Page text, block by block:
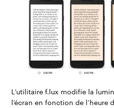
L’utilitaire f.lux modifie la
l’écran en fonction de l’heure